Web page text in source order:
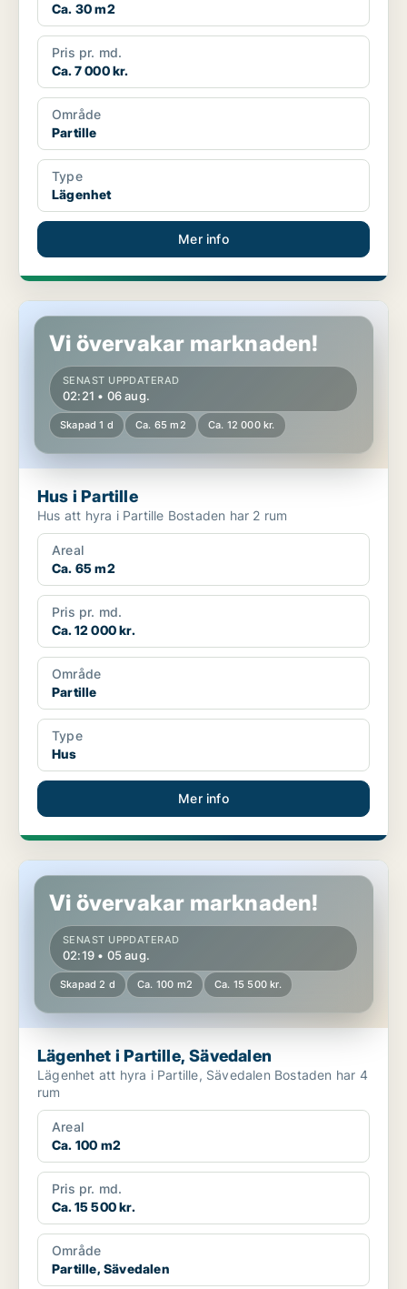
Ca. 30 m2
Pris pr. md.
Ca. 7 000 kr.
Område
Partille
Type
Lägenhet
Mer info
Hus i Partille
Vi övervakar marknaden!
SENAST UPPDATERAD
02:21 • 06 aug.
Skapad 1 d Ca. 65 m2 Ca. 12 000 kr.
Hus i Partille
Hus att hyra i Partille Bostaden har 2 rum
Areal
Ca. 65 m2
Pris pr. md.
Ca. 12 000 kr.
Område
Partille
Type
Hus
Mer info
Lägenhet i Partille, Sävedalen
Vi övervakar marknaden!
SENAST UPPDATERAD
02:19 • 05 aug.
Skapad 2 d Ca. 100 m2 Ca. 15 500 kr.
Lägenhet i Partille, Sävedalen
Lägenhet att hyra i Partille, Sävedalen Bostaden har 4
rum
Areal
Ca. 100 m2
Pris pr. md.
Ca. 15 500 kr.
Område
Partille, Sävedalen